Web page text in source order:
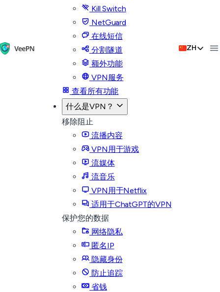
Kill Switch
NetGuard
在线短信
分割隧道
额外功能
VPN服务
查看所有功能
什么是VPN？
移除阻止
流播内容
VPN用于游戏
流媒体
流音乐
VPN用于Netflix
适用于ChatGPT的VPN
保护您的数据
网络隐私
匿名IP
隐藏身份
防止追踪
省钱
ZH